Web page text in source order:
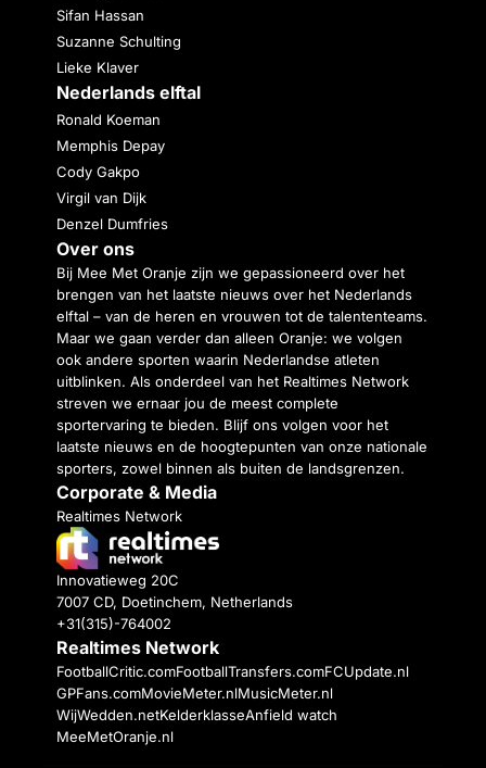
Sifan Hassan
Suzanne Schulting
Lieke Klaver
Nederlands elftal
Ronald Koeman
Memphis Depay
Cody Gakpo
Virgil van Dijk
Denzel Dumfries
Over ons
Bij Mee Met Oranje zijn we gepassioneerd over het
brengen van het laatste nieuws over het Nederlands
elftal – van de heren en vrouwen tot de talententeams.
Maar we gaan verder dan alleen Oranje: we volgen
ook andere sporten waarin Nederlandse atleten
uitblinken. Als onderdeel van het Realtimes Network
streven we ernaar jou de meest complete
sportervaring te bieden. Blijf ons volgen voor het
laatste nieuws en de hoogtepunten van onze nationale
sporters, zowel binnen als buiten de landsgrenzen.
Corporate & Media
Realtimes Network
Innovatieweg 20C
7007 CD, Doetinchem, Netherlands
+31(315)-764002
Realtimes Network
FootballCritic.comFootballTransfers.comFCUpdate.nl
GPFans.comMovieMeter.nlMusicMeter.nl
WijWedden.netKelderklasseAnfield watch
MeeMetOranje.nl